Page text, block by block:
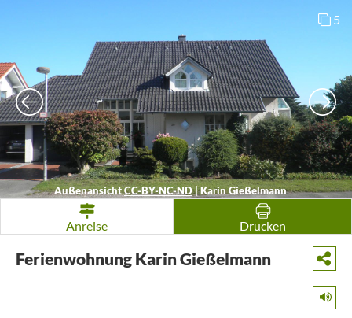
AußenansichtCC-BY-NC-ND|Karin Gießelmann
5
Anreise Drucken
Ferienwohnung Karin Gießelmann